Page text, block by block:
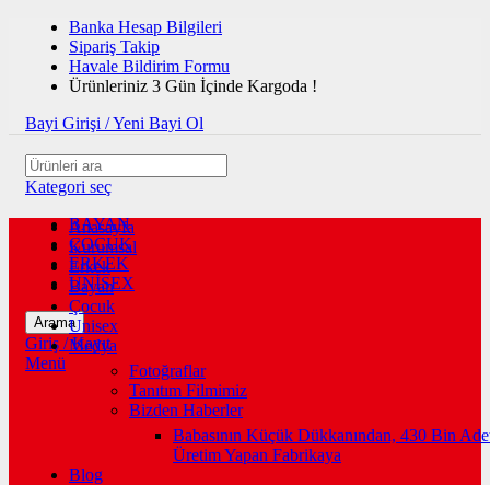
Banka Hesap Bilgileri
Sipariş Takip
Havale Bildirim Formu
Ürünleriniz 3 Gün İçinde Kargoda !
Bayi Girişi / Yeni Bayi Ol
Kategori seç
BAYAN
ÇOCUK
ERKEK
UNİSEX
Arama
Giriş / Kayıt
Menü
Anasayfa
Kurumsal
Erkek
Bayan
Çocuk
Unisex
Medya
Fotoğraflar
Tanıtım Filmimiz
Bizden Haberler
Babasının Küçük Dükkanından, 430 Bin
Üretim Yapan Fabrikaya
Blog